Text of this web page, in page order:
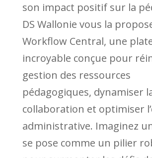
son impact positif sur la
DS Wallonie vous la
Workflow Central, une
incroyable conçue pour
gestion des ressources
pédagogiques, dynamiser
collaboration et optimiser
administrative. Imaginez
se pose comme un pilier